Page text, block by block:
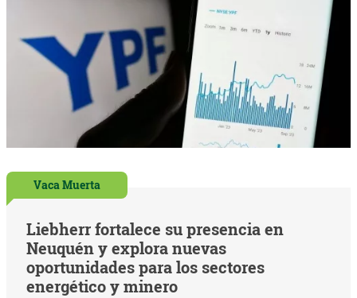
Vaca Muerta
Liebherr fortalece su presencia en
Neuquén y explora nuevas
oportunidades para los sectores
energético y minero